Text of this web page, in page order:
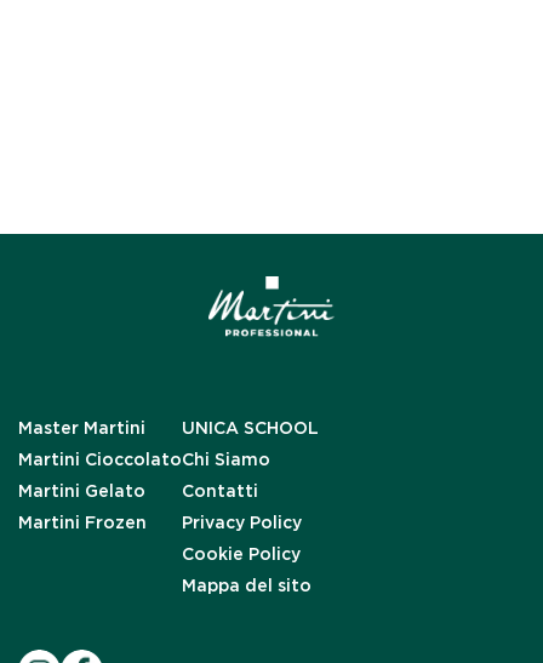
Master Martini
Martini Cioccolato
Martini Gelato
Martini Frozen
UNICA SCHOOL
Chi Siamo
Contatti
Privacy Policy
Cookie Policy
Mappa del sito